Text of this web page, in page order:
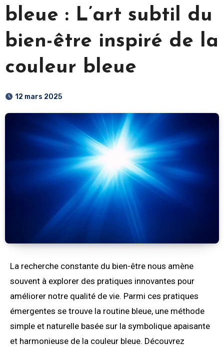
bleue : L’art subtil du
bien-être inspiré de la
couleur bleue
12 mars 2025
La recherche constante du bien-être nous amène
souvent à explorer des pratiques innovantes pour
améliorer notre qualité de vie. Parmi ces pratiques
émergentes se trouve la routine bleue, une méthode
simple et naturelle basée sur la symbolique apaisante
et harmonieuse de la couleur bleue. Découvrez